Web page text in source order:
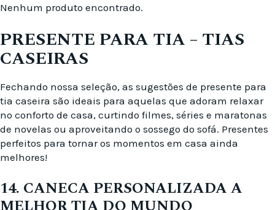
Nenhum produto encontrado.
PRESENTE PARA TIA – TIAS
CASEIRAS
Fechando nossa seleção, as sugestões de presente para
tia caseira são ideais para aquelas que adoram relaxar
no conforto de casa, curtindo filmes, séries e maratonas
de novelas ou aproveitando o sossego do sofá. Presentes
perfeitos para tornar os momentos em casa ainda
melhores!
14. CANECA PERSONALIZADA A